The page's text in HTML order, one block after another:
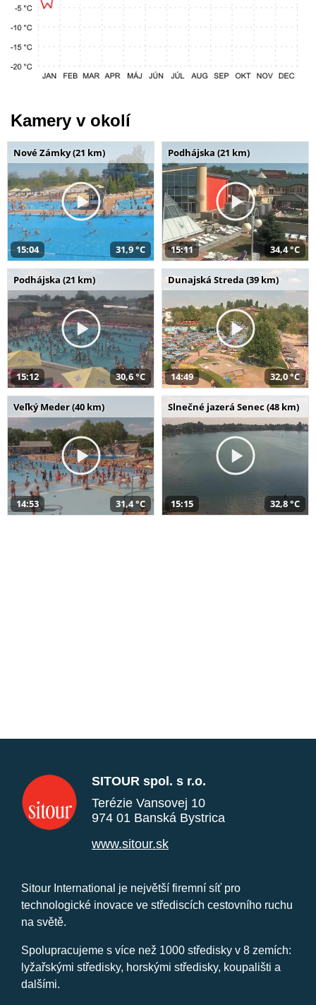
Kamery v okolí
Nové Zámky (21 km)
15:04 31,9 °C
Podhájska (21 km)
15:11 34,4 °C
Podhájska (21 km)
15:12 30,6 °C
Dunajská Streda (39 km)
14:49 32,0 °C
Veľký Meder (40 km)
14:53 31,4 °C
Slnečné jazerá Senec (48 km)
15:15 32,8 °C
SITOUR spol. s r.o.
Terézie Vansovej 10
974 01 Banská Bystrica
www.sitour.sk
Sitour International je největší firemní síť pro
technologické inovace ve střediscích cestovního ruchu
na světě.
Spolupracujeme s více než 1000 středisky v 8 zemích:
lyžařskými středisky, horskými středisky, koupališti a
dalšími.